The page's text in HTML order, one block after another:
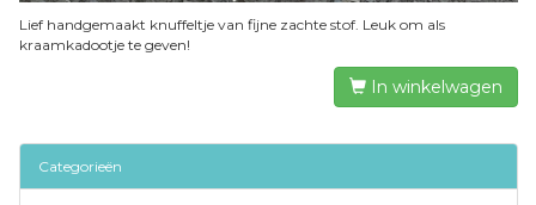
Lief handgemaakt knuffeltje van fijne zachte stof. Leuk om als
kraamkadootje te geven!
In winkelwagen
Categorieën